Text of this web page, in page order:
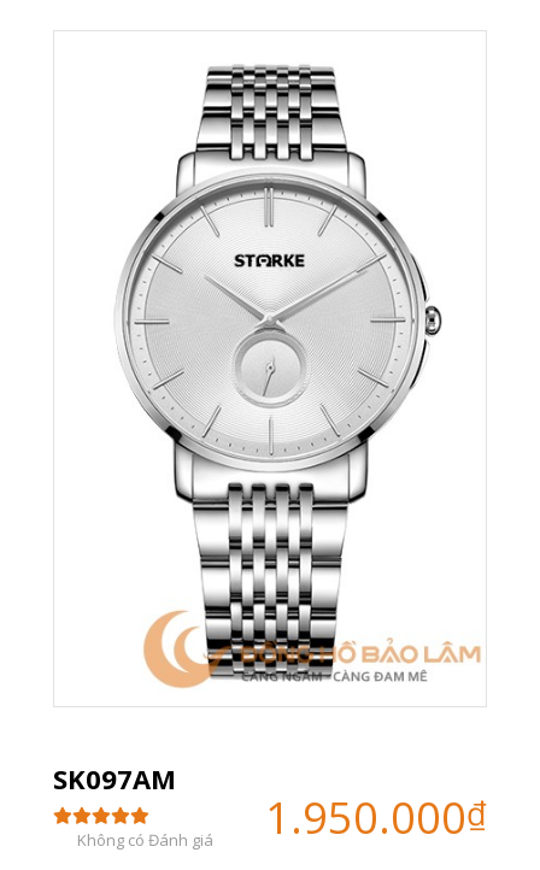
SK097AM
Không có Đánh giá 1.950.000₫